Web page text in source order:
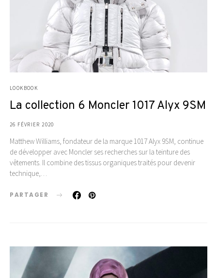
LOOKBOOK
La collection 6 Moncler 1017 Alyx 9SM
26 FÉVRIER 2020
Matthew Williams, fondateur de la marque 1017 Alyx 9SM, continue
de développer avec Moncler ses recherches sur la teinture des
vêtements. Il combine des tissus organiques traités pour devenir
technique,…
PARTAGER